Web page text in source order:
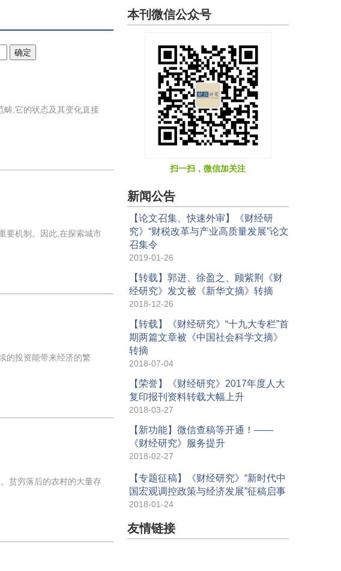
畴,它的状态及其变化直接
要机制。因此,在探索城市
的投资能带来经济的繁
贫穷落后的农村的大量存
本刊微信公众号
扫一扫，微信加关注
新闻公告
【论文召集、快速外审】《财经研
究》“财税改革与产业高质量发展”论文
召集令
2019-01-26
【转载】郭进、徐盈之、顾紫荆《财
经研究》发文被《新华文摘》转摘
2018-12-26
【转载】《财经研究》“十九大专栏”首
期两篇文章被《中国社会科学文摘》
转摘
2018-07-04
【荣誉】《财经研究》2017年度人大
复印报刊资料转载大幅上升
2018-03-27
【新功能】微信查稿等开通！——
《财经研究》服务提升
2018-02-27
【专题征稿】《财经研究》“新时代中
国宏观调控政策与经济发展”征稿启事
2018-01-24
友情链接